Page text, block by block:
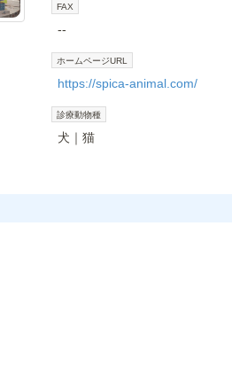
FAX
--
ホームページURL
https://spica-animal.com/
診療動物種
犬 猫